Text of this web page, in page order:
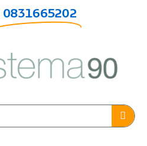
0831665202